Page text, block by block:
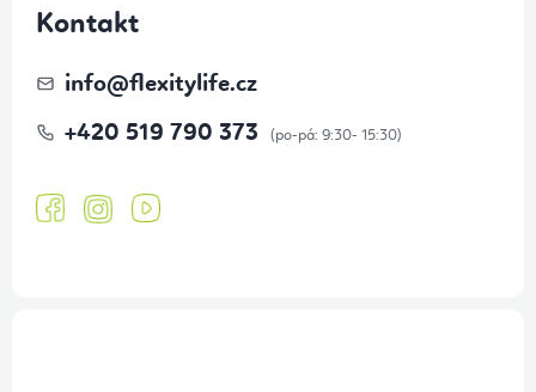
Kontakt
info@flexitylife.cz
+420 519 790 373